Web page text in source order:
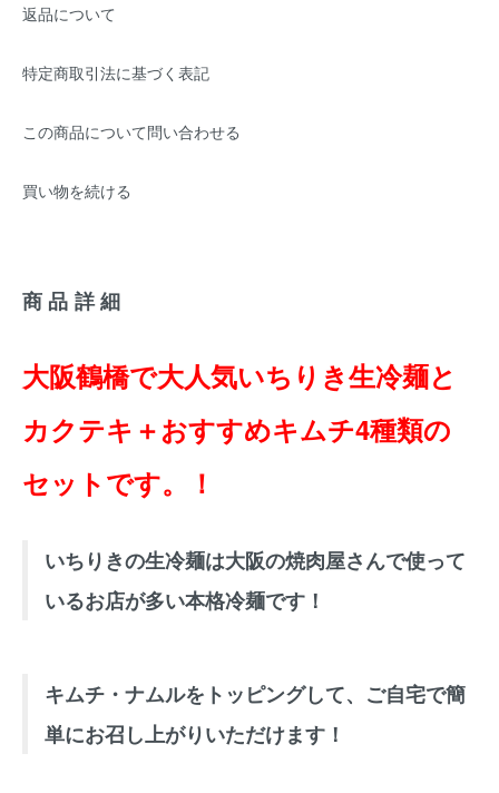
返品について
特定商取引法に基づく表記
この商品について問い合わせる
買い物を続ける
商品詳細
大阪鶴橋で大人気いちりき生冷麺と
カクテキ＋おすすめキムチ4種類の
セットです。！
いちりきの生冷麺は大阪の焼肉屋さんで使って
いるお店が多い本格冷麺です！
キムチ・ナムルをトッピングして、ご自宅で簡
単にお召し上がりいただけます！